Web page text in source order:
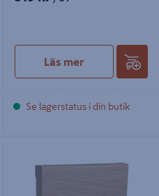
Läs mer
Se lagerstatus i din butik